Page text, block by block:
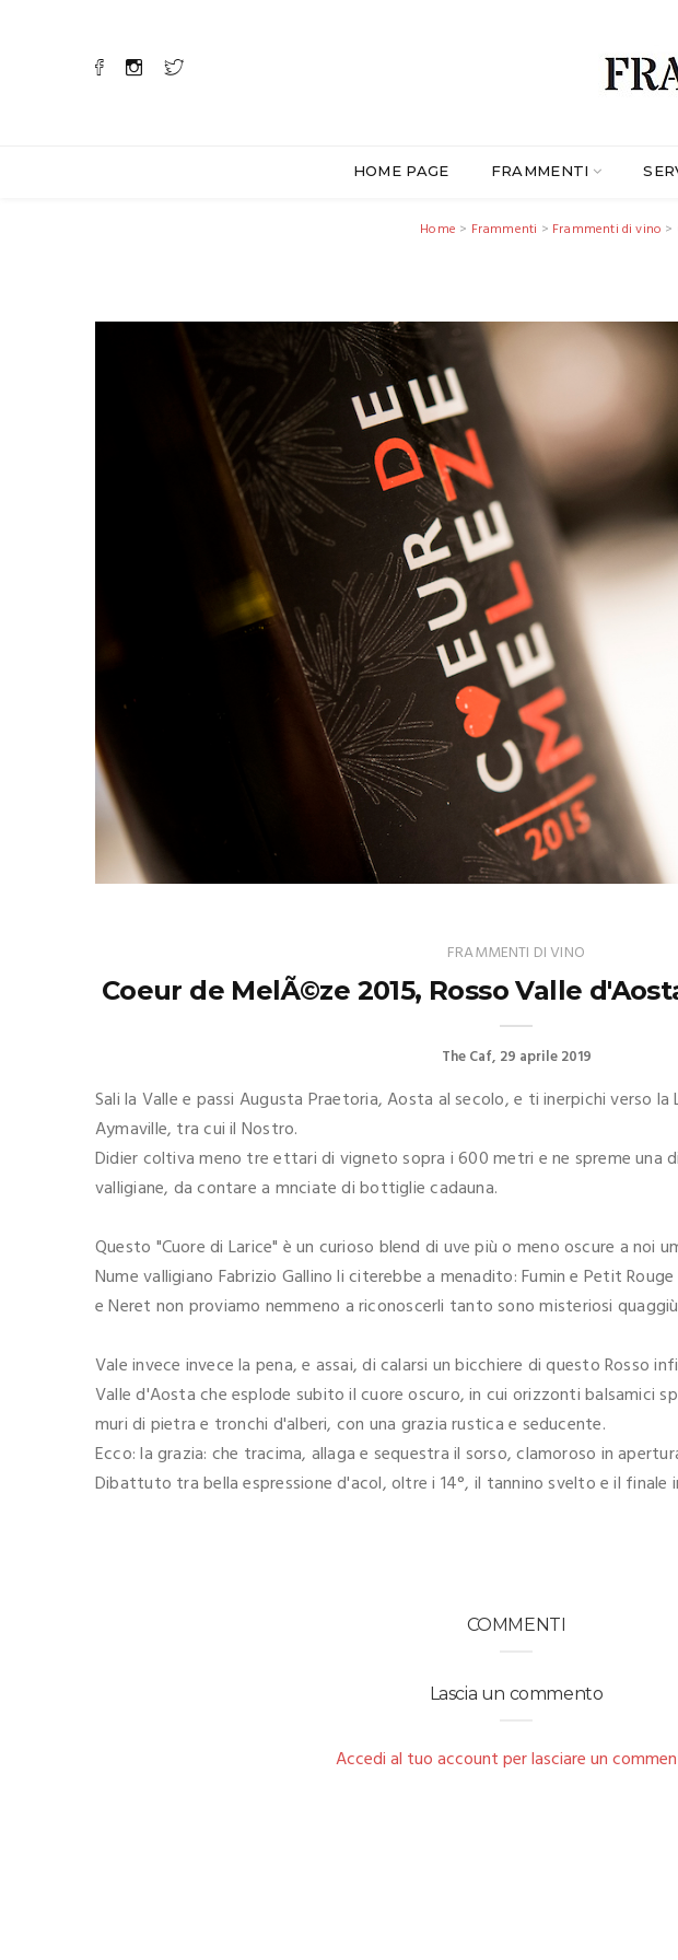
HOME PAGE FRAMMENTI
Home > Frammenti > Frammenti di vino >
FRAMMENTI DI VINO
Coeur de MelÃ©ze 2015, Rosso Valle
The Caf 29 aprile 2019
Sali la Valle e passi Augusta Praetoria, Aosta al secolo, e ti inerpichi verso la
Aymaville, tra cui il Nostro.
Didier coltiva meno tre ettari di vigneto sopra i 600 metri e ne spreme
valligiane, da contare a mnciate di bottiglie cadauna.
Questo "Cuore di Larice" è un curioso blend di uve più o meno oscure a noi
Nume valligiano Fabrizio Gallino li citerebbe a menadito: Fumin e Petit
e Neret non proviamo nemmeno a riconoscerli tanto sono misteriosi
Vale invece invece la pena, e assai, di calarsi un bicchiere di questo Rosso
Valle d'Aosta che esplode subito il cuore oscuro, in cui orizzonti balsamici
muri di pietra e tronchi d'alberi, con una grazia rustica e seducente.
Ecco: la grazia: che tracima, allaga e sequestra il sorso, clamoroso in
Dibattuto tra bella espressione d'acol, oltre i 14°, il tannino svelto e il finale
COMMENTI
Lascia un commento
Accedi al tuo account per lasciare un